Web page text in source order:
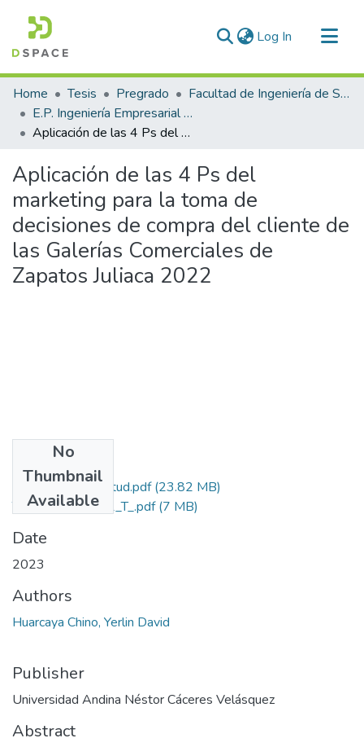
Log In (current)
Communities & Collections
All of DSpace
Statistics
Home Tesis Pregrado
Facultad de Ingeniería de Sistemas
E.P. Ingeniería Empresarial e Informática
Aplicación de las 4 Ps del marketing para la toma de decisiones de compra del cliente de las Galerías Comerciales de Zapatos Juliaca 2022
Aplicación de las 4 Ps del
marketing para la toma de
decisiones de compra del cliente de
las Galerías Comerciales de
Zapatos Juliaca 2022
No
Thumbnail
Available
Grado de Similitud.pdf(23.82 MB)
T036_70101741_T_.pdf(7 MB)
Date
2023
Authors
Huarcaya Chino, Yerlin David
Publisher
Universidad Andina Néstor Cáceres Velásquez
Abstract